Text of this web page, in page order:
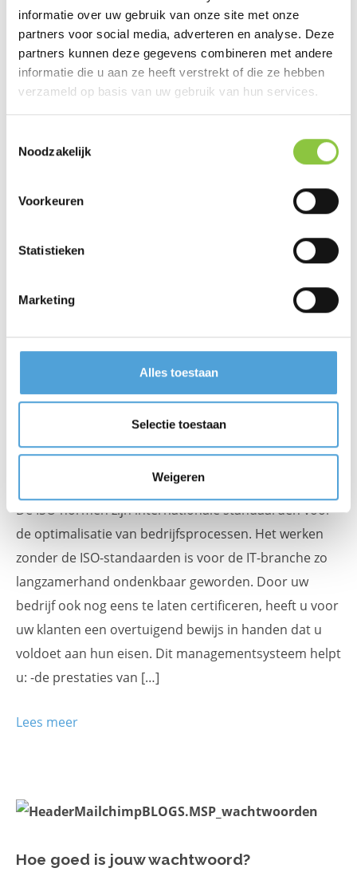
informatie over uw gebruik van onze site met onze
partners voor social media, adverteren en analyse. Deze
partners kunnen deze gegevens combineren met andere
informatie die u aan ze heeft verstrekt of die ze hebben
verzameld op basis van uw gebruik van hun services.
Noodzakelijk
Voorkeuren
Statistieken
Marketing
Alles toestaan
Selectie toestaan
Weigeren
Werk jij liever met een vast bedrag per maand? Of
werk jij liever met uurtje factuurtje? Iedereen wil graag
weten waar ze aan toe zijn qua kosten, diensten en
service. Daarom werken steeds meer bedrijven met
Haas, Saas en Maas modellen. Dit is niet alleen handig
voor je klanten, maar het is ook makkelijker voor […]
Lees meer
Voordelen ISO 27001 Certificering
De ISO-normen zijn internationale standaarden voor
de optimalisatie van bedrijfsprocessen. Het werken
zonder de ISO-standaarden is voor de IT-branche zo
langzamerhand ondenkbaar geworden. Door uw
bedrijf ook nog eens te laten certificeren, heeft u voor
uw klanten een overtuigend bewijs in handen dat u
voldoet aan hun eisen. Dit managementsysteem helpt
u: -de prestaties van […]
Lees meer
Hoe goed is jouw wachtwoord?